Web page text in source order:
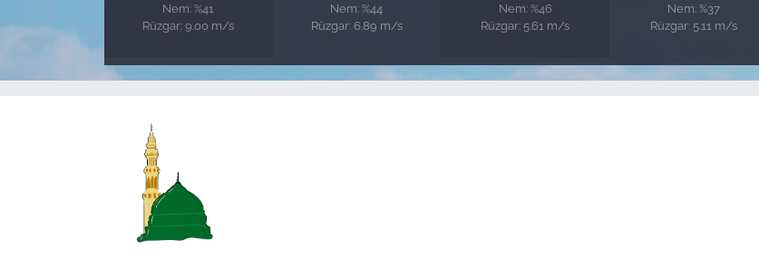
Nem: %41
Rüzgar: 9.00 m/s
Nem: %44
Rüzgar: 6.89 m/s
Nem: %46
Rüzgar: 5.61 m/s
Nem: %37
Rüzgar: 5.11 m/s